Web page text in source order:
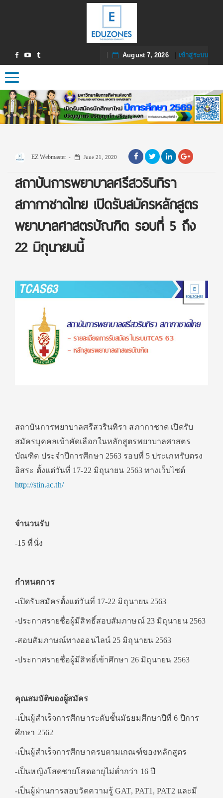
August 7, 2026| เข้าสู่ระบบ
Toggle navigation
EZ Webmaster June 21, 2020
สถาบันการพยาบาลศรีสวรินทิรา
สภากาชาดไทย เปิดรับสมัครหลักสูตร
พยาบาลศาสตรบัณฑิต รอบที่ 5 ถึง
22 มิถุนายนนี้
สถาบันการพยาบาลศรีสวรินทิรา สภากาชาด เปิดรับ
สมัครบุคคลเข้าคัดเลือกในหลักสูตรพยาบาลศาสตร
บัณฑิต ประจำปีการศึกษา 2563 รอบที่ 5 ประเภทรับตรง
อิสระ ตั้งแต่วันที่ 17-22 มิถุนายน 2563 ทางเว็บไซต์
http://stin.ac.th/
จำนวนรับ
-15 ที่นั่ง
กำหนดการ
-เปิดรับสมัครตั้งแต่วันที่ 17-22 มิถุนายน 2563
-ประกาศรายชื่อผู้มีสิทธิ์สอบสัมภาษณ์ 23 มิถุนายน 2563
-สอบสัมภาษณ์ทางออนไลน์ 25 มิถุนายน 2563
-ประกาศรายชื่อผู้มีสิทธิ์เข้าศึกษา 26 มิถุนายน 2563
คุณสมบัติของผู้สมัคร
-เป็นผู้สำเร็จการศึกษาระดับชั้นมัธยมศึกษาปีที่ 6 ปีการ
ศึกษา 2562
-เป็นผู้สำเร็จการศึกษาครบตามเกณฑ์ของหลักสูตร
-เป็นหญิงโสดชายโสดอายุไม่ต่ำกว่า 16 ปี
-เป็นผู้ผ่านการสอบวัดความรู้ GAT, PAT1, PAT2 และมี